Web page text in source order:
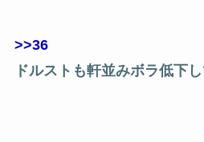
>>36
ドルストも軒並みボラ低下